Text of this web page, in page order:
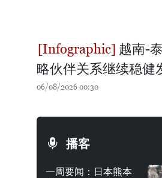
越南-
略伙伴关系继续稳健
06/08/2026 00:30
播客
一周要闻：日本熊本